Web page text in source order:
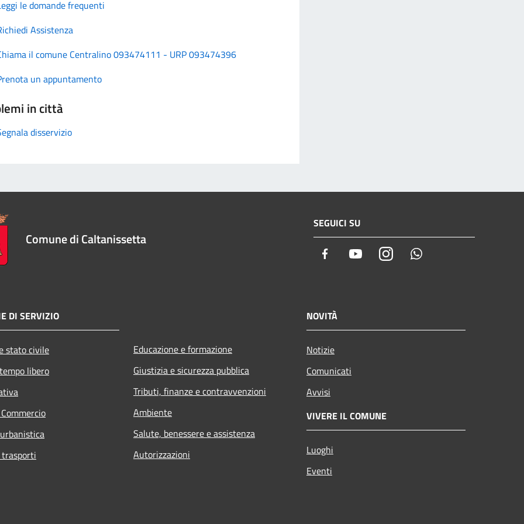
le domande frequenti
Assistenza
il comune Centralino 093474111 - URP 093474396
un appuntamento
in città
disservizio
Comune di Caltanissetta
SEGUICI SU
Facebook YoutubeInstagram
DI SERVIZIO
stato civile
libero
Educazione e formazione
Giustizia e sicurezza pubblica
Tributi, finanze e contravvenzioni
Ambiente
Salute, benessere e assistenza
Autorizzazioni
NOVITÀ
Notizie
Comunicati
Avvisi
VIVERE IL COMUNE
Luoghi
Eventi